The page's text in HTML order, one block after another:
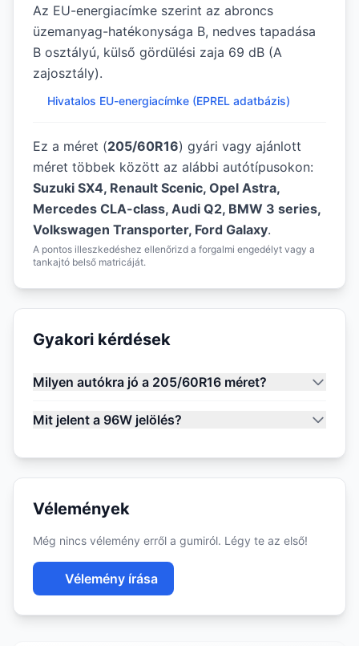
Az EU-energiacímke szerint az abroncs
üzemanyag-hatékonysága B, nedves tapadása
B osztályú, külső gördülési zaja 69 dB (A
zajosztály).
Hivatalos EU-energiacímke (EPREL adatbázis)
Ez a méret (205/60R16) gyári vagy ajánlott
méret többek között az alábbi autótípusokon:
Suzuki SX4, Renault Scenic, Opel Astra,
Mercedes CLA-class, Audi Q2, BMW 3 series,
Volkswagen Transporter, Ford Galaxy.
A pontos illeszkedéshez ellenőrizd a forgalmi engedélyt vagy a
tankajtó belső matricáját.
Gyakori kérdések
Milyen autókra jó a 205/60R16 méret?
Mit jelent a 96W jelölés?
Vélemények
Még nincs vélemény erről a gumiról. Légy te az első!
Vélemény írása